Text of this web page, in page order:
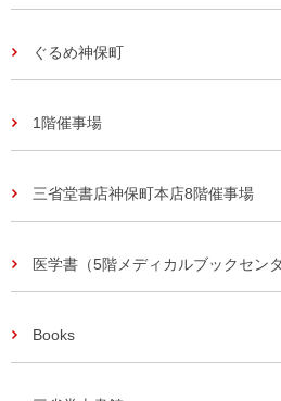
ぐるめ神保町
1階催事場
三省堂書店神保町本店8階催事場
医学書（5階メディカルブックセンタ
Books